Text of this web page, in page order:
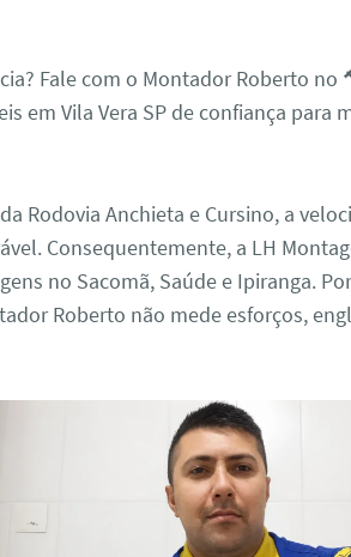
Fale com o Montador Roberto no
em Vila Vera SP de confiança para
Rodovia Anchieta e Cursino, a
Consequentemente, a LH
no Sacomã, Saúde e Ipiranga.
Roberto não mede esforços,